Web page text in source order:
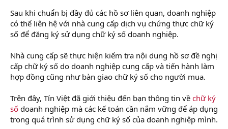
Sau khi chuẩn bị đầy đủ các hồ sơ liên quan, doanh nghiệp
có thể liên hệ với nhà cung cấp dịch vụ chứng thực chữ ký
số để đăng ký sử dụng chữ ký số doanh nghiệp.
Nhà cung cấp sẽ thực hiện kiểm tra nội dung hồ sơ đề nghị
cấp chữ ký số do doanh nghiệp cung cấp và tiến hành làm
hợp đồng cũng như bàn giao chữ ký số cho người mua.
Trên đây, Tín Việt đã giới thiệu đến bạn thông tin về chữ ký
số doanh nghiệp mà các kế toán cần nắm vững để áp dụng
trong quá trình sử dụng chữ ký số của doanh nghiệp mình.